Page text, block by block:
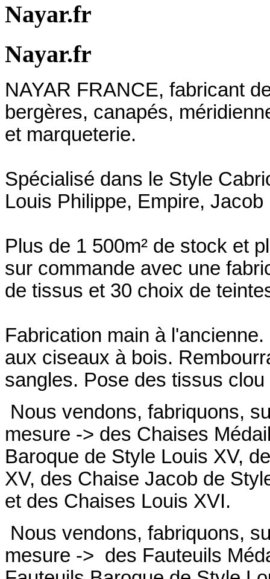
Nayar.fr
Nayar.fr
NAYAR FRANCE, fabricant
bergères, canapés,
et marqueterie.
Spécialisé dans le Style
Louis Philippe, Empire,
Plus de 1 500m² de stock et
sur commande avec une
de tissus et 30 choix de
Fabrication main à
aux ciseaux à bois.
sangles. Pose des tissus
Nous vendons, fabriquons,
mesure -> des Chaises
Baroque de Style Louis XV,
XV, des Chaise Jacob de
et des Chaises Louis XVI.
Nous vendons, fabriquons,
mesure -> des Fauteuils